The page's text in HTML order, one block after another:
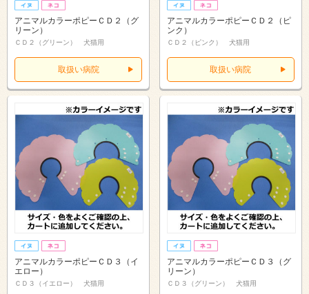
アニマルカラーポピーＣＤ２（グ
リーン）
ＣＤ２（グリーン） 犬猫用
取扱い病院
アニマルカラーポピーＣＤ２（ピ
ンク）
ＣＤ２（ピンク） 犬猫用
取扱い病院
アニマルカラーポピーＣＤ３（イ
エロー）
ＣＤ３（イエロー） 犬猫用
アニマルカラーポピーＣＤ３（グ
リーン）
ＣＤ３（グリーン） 犬猫用